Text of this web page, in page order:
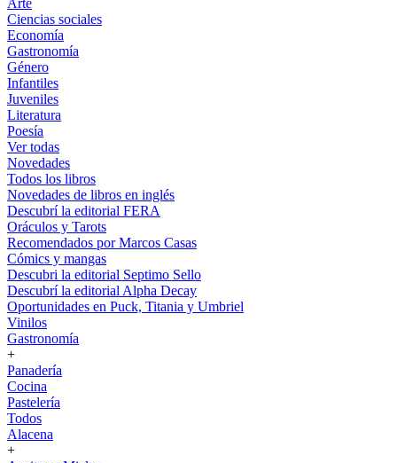
Arte
Ciencias sociales
Economía
Gastronomía
Género
Infantiles
Juveniles
Literatura
Poesía
Ver todas
Novedades
Todos los libros
Novedades de libros en inglés
Descubrí la editorial FERA
Oráculos y Tarots
Recomendados por Marcos Casas
Cómics y mangas
Descubri la editorial Septimo Sello
Descubrí la editorial Alpha Decay
Oportunidades en Puck, Titania y Umbriel
Vinilos
Gastronomía
+
Panadería
Cocina
Pastelería
Todos
Alacena
+